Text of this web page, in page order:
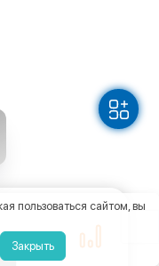
пользоваться сайтом, вы
Закрыть